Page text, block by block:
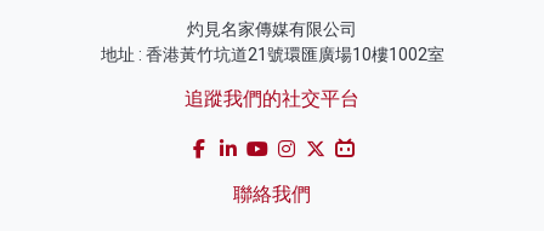
灼見名家傳媒有限公司
地址 : 香港黃竹坑道21號環匯廣場10樓1002室
追蹤我們的社交平台
聯絡我們